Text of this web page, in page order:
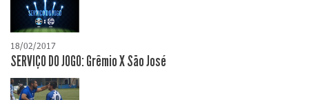
18/02/2017
SERVIÇO DO JOGO: Grêmio X São José